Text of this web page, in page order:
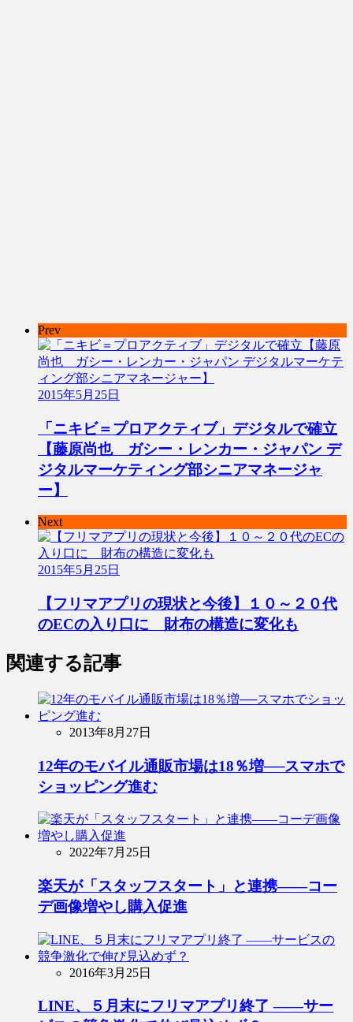
Prev
2015年5月25日
「ニキビ＝プロアクティブ」デジタルで確立
【藤原尚也 ガシー・レンカー・ジャパン デ
ジタルマーケティング部シニアマネージャ
ー】
Next
2015年5月25日
【フリマアプリの現状と今後】１０～２０代
のECの入り口に 財布の構造に変化も
関連する記事
2013年8月27日
12年のモバイル通販市場は18％増──スマホで
ショッピング進む
2022年7月25日
楽天が「スタッフスタート」と連携――コー
デ画像増やし購入促進
2016年3月25日
LINE、５月末にフリマアプリ終了 ――サー